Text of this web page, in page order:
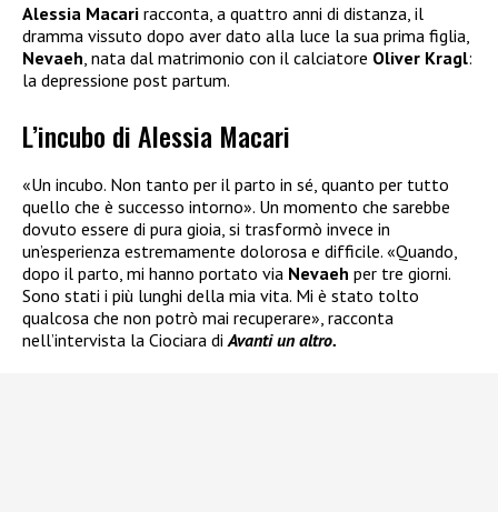
Alessia Macari racconta, a quattro anni di distanza, il
dramma vissuto dopo aver dato alla luce la sua prima figlia,
Nevaeh , nata dal matrimonio con il calciatore Oliver Kragl:
la depressione post partum.
L’incubo di Alessia Macari
«Un incubo. Non tanto per il parto in sé, quanto per tutto
quello che è successo intorno». Un momento che sarebbe
dovuto essere di pura gioia, si trasformò invece in
un’esperienza estremamente dolorosa e difficile. «Quando,
dopo il parto, mi hanno portato via Nevaeh per tre giorni.
Sono stati i più lunghi della mia vita. Mi è stato tolto
qualcosa che non potrò mai recuperare», racconta
nell’intervista la Ciociara diAvanti un altro.